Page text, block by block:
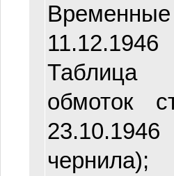
Таблица
обмоток
чернила);